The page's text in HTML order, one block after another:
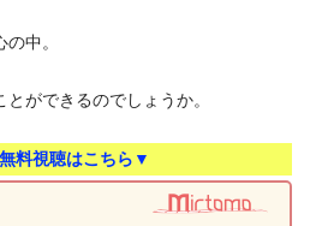
中。
ができるのでしょうか。
料視聴はこちら▼